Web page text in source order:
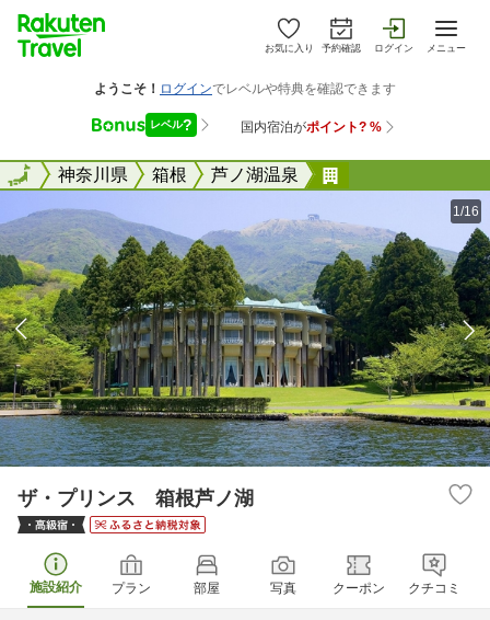
お気に入り 予約確認 ログイン メニュー
全国神奈川県 箱根 芦ノ湖温泉
全国
1/16
ザ・プリンス 箱根芦ノ湖
施設紹介 プラン 部屋 写真 クーポン クチコミ